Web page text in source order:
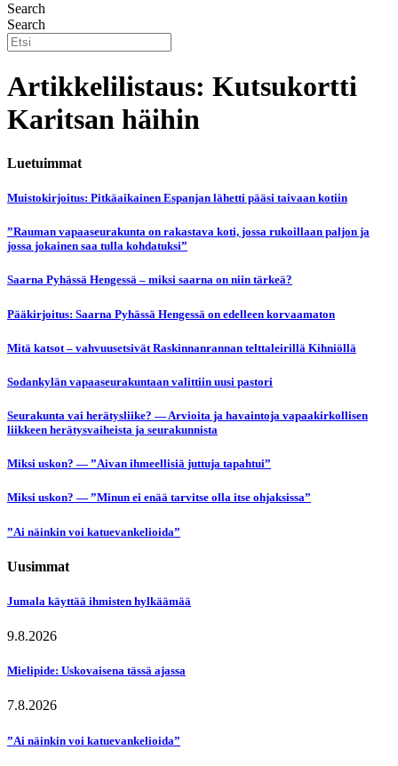
Search
Search
Artikkelilistaus: Kutsukortti
Karitsan häihin
Luetuimmat
Muistokirjoitus: Pitkäaikainen Espanjan lähetti pääsi taivaan kotiin
”Rauman vapaaseurakunta on rakastava koti, jossa rukoillaan paljon ja
jossa jokainen saa tulla kohdatuksi”
Saarna Pyhässä Hengessä – miksi saarna on niin tärkeä?
Pääkirjoitus: Saarna Pyhässä Hengessä on edelleen korvaamaton
Mitä katsot – vahvuusetsivät Raskinnanrannan telttaleirillä Kihniöllä
Sodankylän vapaaseurakuntaan valittiin uusi pastori
Seurakunta vai herätysliike? — Arvioita ja havaintoja vapaakirkollisen
liikkeen herätysvaiheista ja seurakunnista
Miksi uskon? — ”Aivan ihmeellisiä juttuja tapahtui”
Miksi uskon? — ”Minun ei enää tarvitse olla itse ohjaksissa”
”Ai näinkin voi katuevankelioida”
Uusimmat
Jumala käyttää ihmisten hylkäämää
9.8.2026
Mielipide: Uskovaisena tässä ajassa
7.8.2026
”Ai näinkin voi katuevankelioida”